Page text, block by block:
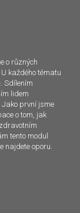
o různých
každého tématu
Sdílením
lidem
Jako první jsme
o tom, jak
tento modul
najdete oporu.